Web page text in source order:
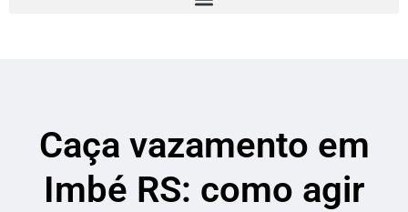
Caça vazamento em
Imbé RS: como agir